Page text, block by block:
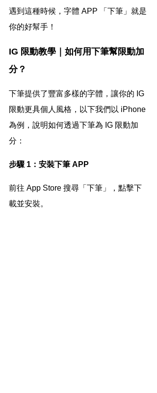
遇到這種時候，字體 APP 「下筆」就是
你的好幫手！
IG 限動教學｜如何用下筆幫限動加
分？
下筆提供了豐富多樣的字體，讓你的 IG
限動更具個人風格，以下我們以 iPhone
為例，說明如何透過下筆為 IG 限動加
分：
步驟 1：安裝下筆 APP
前往 App Store 搜尋「下筆」，點擊下
載並安裝。